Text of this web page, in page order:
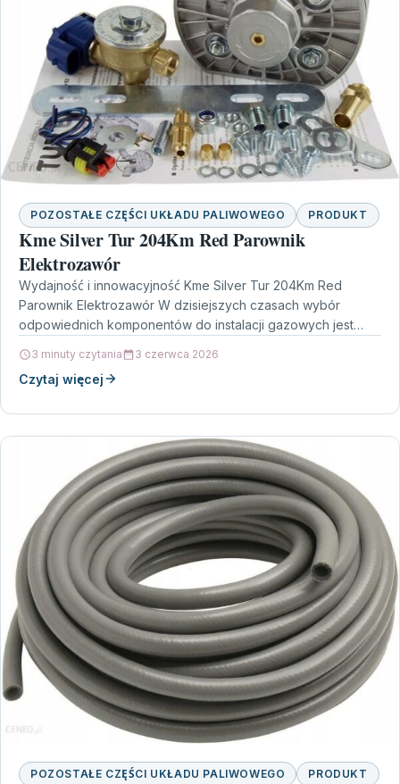
POZOSTAŁE CZĘŚCI UKŁADU PALIWOWEGO PRODUKT
Kme Silver Tur 204Km Red Parownik
Elektrozawór
Wydajność i innowacyjność Kme Silver Tur 204Km Red
Parownik Elektrozawór W dzisiejszych czasach wybór
odpowiednich komponentów do instalacji gazowych jest
3 minuty czytania 3 czerwca 2026
Czytaj więcej
POZOSTAŁE CZĘŚCI UKŁADU PALIWOWEGO PRODUKT